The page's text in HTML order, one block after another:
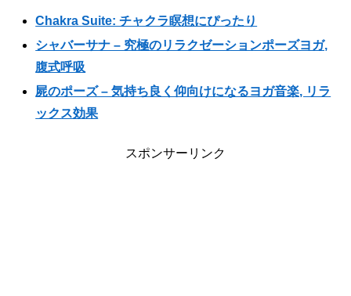
Chakra Suite: チャクラ瞑想にぴったり
シャバーサナ – 究極のリラクゼーションポーズヨガ,
腹式呼吸
屍のポーズ – 気持ち良く仰向けになるヨガ音楽, リラ
ックス効果
スポンサーリンク